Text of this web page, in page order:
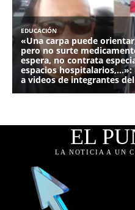
EL
LA NOTICIA A UN